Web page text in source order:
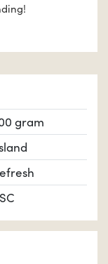
gram